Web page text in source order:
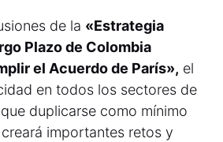
de la «Estrategia
Plazo de Colombia
el Acuerdo de París», el
en todos los sectores de
duplicarse como mínimo
importantes retos y